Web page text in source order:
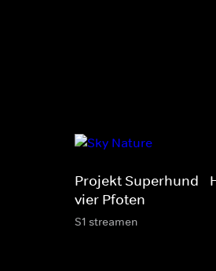
Projekt Superhund -
vier Pfoten
S1 streamen